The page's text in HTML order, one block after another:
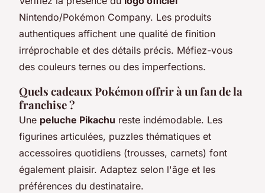
Nintendo/Pokémon Company. Les produits
authentiques affichent une qualité de finition
irréprochable et des détails précis. Méfiez-vous
des couleurs ternes ou des imperfections.
Quels cadeaux Pokémon offrir à un fan de la
franchise ?
Une peluche Pikachu reste indémodable. Les
figurines articulées, puzzles thématiques et
accessoires quotidiens (trousses, carnets) font
également plaisir. Adaptez selon l'âge et les
préférences du destinataire.